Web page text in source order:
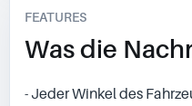
FEATURES
Was die
- Jeder Winkel des